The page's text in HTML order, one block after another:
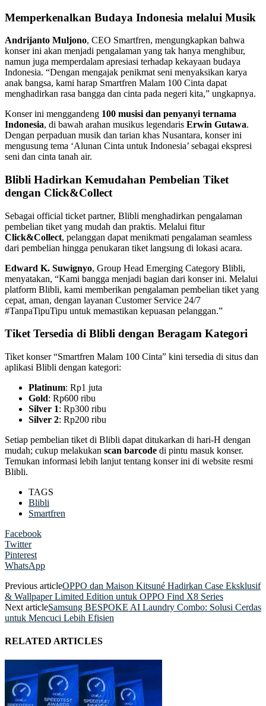
Memperkenalkan Budaya Indonesia melalui Musik
Andrijanto Muljono, CEO Smartfren, mengungkapkan bahwa
konser ini akan menjadi pengalaman yang tak hanya menghibur,
namun juga memperdalam apresiasi terhadap kekayaan budaya
Indonesia. “Dengan mengajak penikmat seni menyaksikan karya
anak bangsa, kami harap Smartfren Malam 100 Cinta dapat
menghadirkan rasa bangga dan cinta pada negeri kita,” ungkapnya.
Konser ini menggandeng 100 musisi dan penyanyi ternama
Indonesia, di bawah arahan musikus legendaris Erwin Gutawa.
Dengan perpaduan musik dan tarian khas Nusantara, konser ini
mengusung tema ‘Alunan Cinta untuk Indonesia’ sebagai ekspresi
seni dan cinta tanah air.
Blibli Hadirkan Kemudahan Pembelian Tiket
dengan Click&Collect
Sebagai official ticket partner, Blibli menghadirkan pengalaman
pembelian tiket yang mudah dan praktis. Melalui fitur
Click&Collect, pelanggan dapat menikmati pengalaman seamless
dari pembelian hingga penukaran tiket langsung di lokasi acara.
Edward K. Suwignyo, Group Head Emerging Category Blibli,
menyatakan, “Kami bangga menjadi bagian dari konser ini. Melalui
platform Blibli, kami memberikan pengalaman pembelian tiket yang
cepat, aman, dengan layanan Customer Service 24/7
#TanpaTipuTipu untuk memastikan kepuasan pelanggan.”
Tiket Tersedia di Blibli dengan Beragam Kategori
Tiket konser “Smartfren Malam 100 Cinta” kini tersedia di situs dan
aplikasi Blibli dengan kategori:
Platinum: Rp1 juta
Gold: Rp600 ribu
Silver 1: Rp300 ribu
Silver 2: Rp200 ribu
Setiap pembelian tiket di Blibli dapat ditukarkan di hari-H dengan
mudah; cukup melakukan scan barcode di pintu masuk konser.
Temukan informasi lebih lanjut tentang konser ini di website resmi
Blibli.
TAGS
Blibli
Smartfren
Facebook
Twitter
Pinterest
WhatsApp
Previous articleOPPO dan Maison Kitsuné Hadirkan Case Eksklusif
& Wallpaper Limited Edition untuk OPPO Find X8 Series
Next articleSamsung BESPOKE AI Laundry Combo: Solusi Cerdas
untuk Mencuci Lebih Efisien
RELATED ARTICLES